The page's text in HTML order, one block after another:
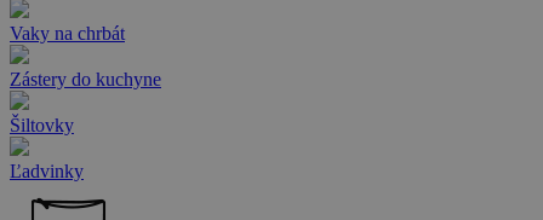
Vaky na chrbát
Zástery do kuchyne
Šiltovky
Ľadvinky